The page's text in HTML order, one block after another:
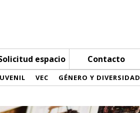
espacio Contacto
VEC GÉNERO Y DIVERSIDAD